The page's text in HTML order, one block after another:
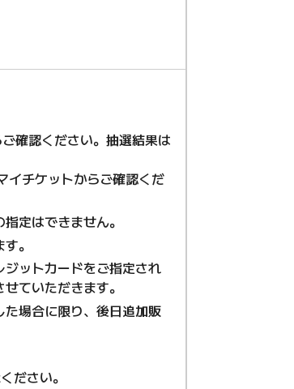
確認ください。抽選結果は
イチケットからご確認くだ
定はできません。
。
ットカードをご指定され
ていただきます。
場合に限り、後日追加販
ださい。